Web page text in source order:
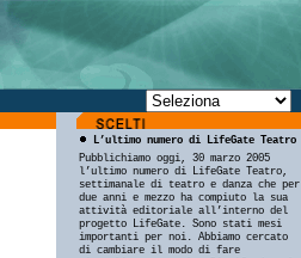
L’ultimo numero di LifeGate Teatro
Pubblichiamo oggi, 30 marzo 2005
l’ultimo numero di LifeGate Teatro,
settimanale di teatro e danza che per
due anni e mezzo ha compiuto la sua
attività editoriale all’interno del
progetto LifeGate. Sono stati mesi
importanti per noi. Abbiamo cercato
di cambiare il modo di fare